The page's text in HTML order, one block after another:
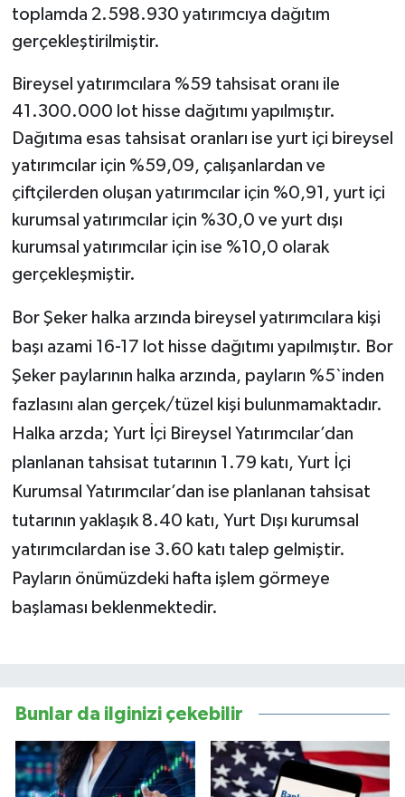
toplamda 2.598.930 yatırımcıya dağıtım
gerçekleştirilmiştir.
Bireysel yatırımcılara %59 tahsisat oranı ile
41.300.000 lot hisse dağıtımı yapılmıştır.
Dağıtıma esas tahsisat oranları ise yurt içi bireysel
yatırımcılar için %59,09, çalışanlardan ve
çiftçilerden oluşan yatırımcılar için %0,91, yurt içi
kurumsal yatırımcılar için %30,0 ve yurt dışı
kurumsal yatırımcılar için ise %10,0 olarak
gerçekleşmiştir.
Bor Şeker halka arzında bireysel yatırımcılara kişi
başı azami 16-17 lot hisse dağıtımı yapılmıştır. Bor
Şeker paylarının halka arzında, payların %5`inden
fazlasını alan gerçek/tüzel kişi bulunmamaktadır.
Halka arzda; Yurt İçi Bireysel Yatırımcılar’dan
planlanan tahsisat tutarının 1.79 katı, Yurt İçi
Kurumsal Yatırımcılar’dan ise planlanan tahsisat
tutarının yaklaşık 8.40 katı, Yurt Dışı kurumsal
yatırımcılardan ise 3.60 katı talep gelmiştir.
Payların önümüzdeki hafta işlem görmeye
başlaması beklenmektedir.
Bunlar da ilginizi çekebilir